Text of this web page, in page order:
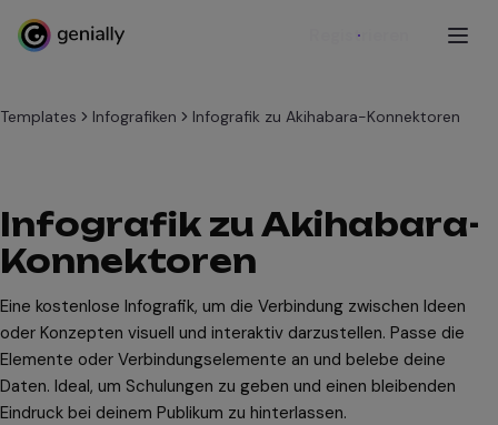
Registrieren
Templates Infografiken Infografik zu Akihabara-Konnektoren
Infografik zu Akihabara-
Konnektoren
Eine kostenlose Infografik, um die Verbindung zwischen Ideen
oder Konzepten visuell und interaktiv darzustellen. Passe die
Elemente oder Verbindungselemente an und belebe deine
Daten. Ideal, um Schulungen zu geben und einen bleibenden
Eindruck bei deinem Publikum zu hinterlassen.